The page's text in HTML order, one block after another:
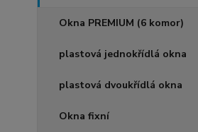
Okna PREMIUM (6 komor)
plastová jednokřídlá okna
plastová dvoukřídlá okna
Okna fixní